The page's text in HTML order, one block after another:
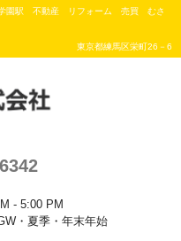
学園駅 不動産 リフォーム 売買 むさ
東京都練馬区栄町26－6
- 5:00 PM
・夏季・年末年始